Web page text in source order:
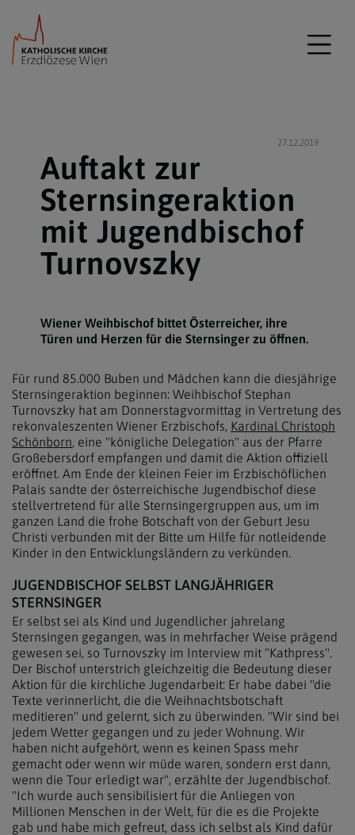
27.12.2019
Auftakt zur
Sternsingeraktion
mit Jugendbischof
Turnovszky
Wiener Weihbischof bittet Österreicher, ihre
Türen und Herzen für die Sternsinger zu öffnen.
Für rund 85.000 Buben und Mädchen kann die diesjährige
Sternsingeraktion beginnen: Weihbischof Stephan
Turnovszky hat am Donnerstagvormittag in Vertretung des
rekonvaleszenten Wiener Erzbischofs, Kardinal Christoph
Schönborn, eine "königliche Delegation" aus der Pfarre
Großebersdorf empfangen und damit die Aktion offiziell
eröffnet. Am Ende der kleinen Feier im Erzbischöflichen
Palais sandte der österreichische Jugendbischof diese
stellvertretend für alle Sternsingergruppen aus, um im
ganzen Land die frohe Botschaft von der Geburt Jesu
Christi verbunden mit der Bitte um Hilfe für notleidende
Kinder in den Entwicklungsländern zu verkünden.
JUGENDBISCHOF SELBST LANGJÄHRIGER
STERNSINGER
Er selbst sei als Kind und Jugendlicher jahrelang
Sternsingen gegangen, was in mehrfacher Weise prägend
gewesen sei, so Turnovszky im Interview mit "Kathpress".
Der Bischof unterstrich gleichzeitig die Bedeutung dieser
Aktion für die kirchliche Jugendarbeit: Er habe dabei "die
Texte verinnerlicht, die die Weihnachtsbotschaft
meditieren" und gelernt, sich zu überwinden. "Wir sind bei
jedem Wetter gegangen und zu jeder Wohnung. Wir
haben nicht aufgehört, wenn es keinen Spass mehr
gemacht oder wenn wir müde waren, sondern erst dann,
wenn die Tour erledigt war", erzählte der Jugendbischof.
"Ich wurde auch sensibilisiert für die Anliegen von
Millionen Menschen in der Welt, für die es die Projekte
gab und habe mich gefreut, dass ich selbst als Kind dafür